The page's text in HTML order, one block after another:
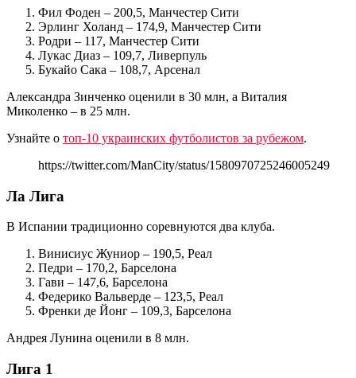
Фил Фоден – 200,5, Манчестер Сити
Эрлинг Холанд – 174,9, Манчестер Сити
Родри – 117, Манчестер Сити
Лукас Диаз – 109,7, Ливерпуль
Букайо Сака – 108,7, Арсенал
Александра Зинченко оценили в 30 млн, а Виталия
Миколенко – в 25 млн.
Узнайте о топ-10 украинских футболистов за рубежом.
https://twitter.com/ManCity/status/1580970725246005249
Ла Лига
В Испании традиционно соревнуются два клуба.
Винисиус Жуниор – 190,5, Реал
Педри – 170,2, Барселона
Гави – 147,6, Барселона
Федерико Вальверде – 123,5, Реал
Френки де Йонг – 109,3, Барселона
Андрея Лунина оценили в 8 млн.
Лига 1